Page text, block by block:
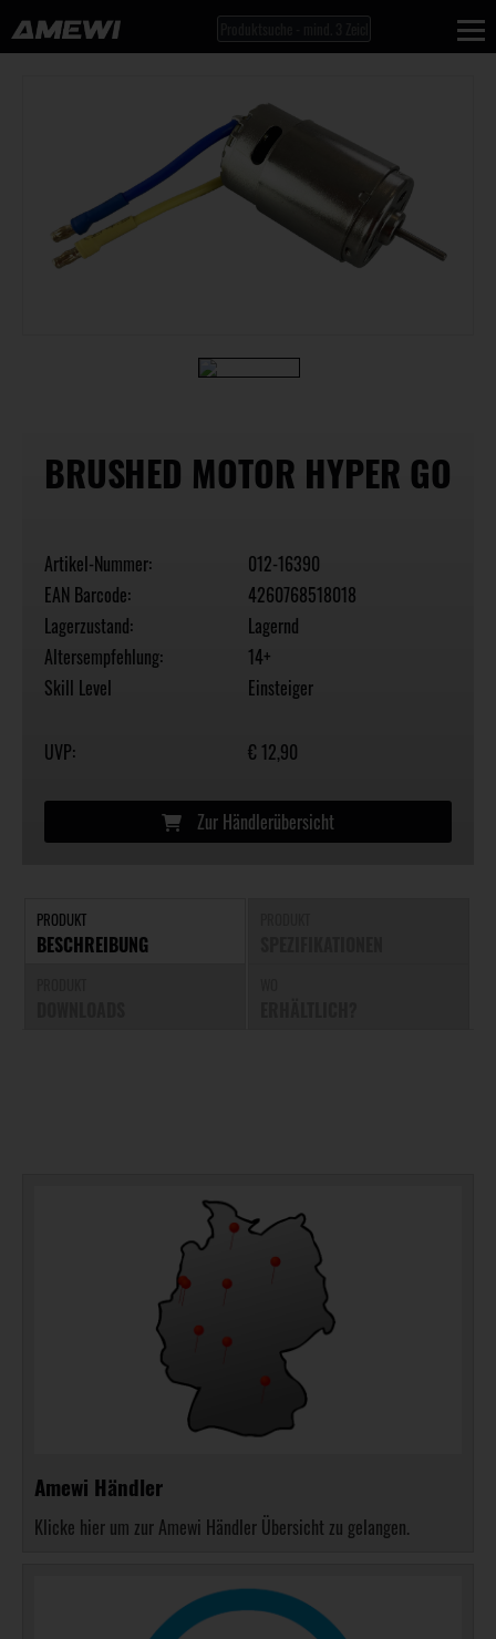
BRUSHED MOTOR HYPER GO
Artikel-Nummer:
012-16390
EAN Barcode:
4260768518018
Lagerzustand:
Lagernd
Altersempfehlung:
14+
Skill Level
Einsteiger
UVP: € 12,90
Zur Händlerübersicht
PRODUKT
BESCHREIBUNG
Amewi Händler
Klicke hier um zur Amewi Händler Übersicht zu gelangen.